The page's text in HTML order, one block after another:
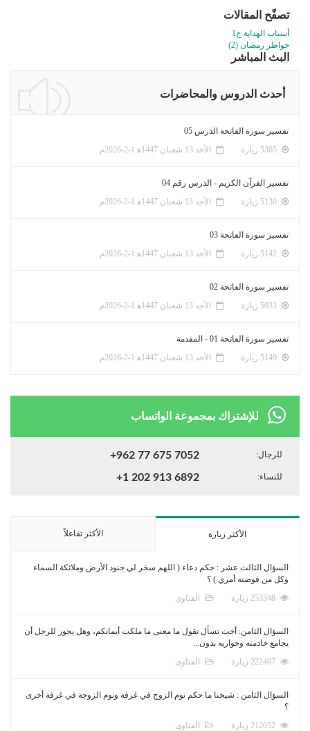
تصفّح المقالات
أسباب الهداية ج1
خواطر رمضان (2)
البث المباشر
أحدث الدروس والمحاضرات
تفسير سورة الفاتحة الدرس 05
الأحد 13 شعبان 1447ﻫ 1-2-2026م
تفسير القرآن الكريم - الدرس رقم 04
الأحد 13 شعبان 1447ﻫ 1-2-2026م
تفسير سورة الفاتحة 03
الأحد 13 شعبان 1447ﻫ 1-2-2026م
تفسير سورة الفاتحة 02
الأحد 13 شعبان 1447ﻫ 1-2-2026م
تفسير سورة الفاتحة 01 - المقدمة
الأحد 13 شعبان 1447ﻫ 1-2-2026م
للإشتراك بمجموعة الواتساب
للرجال: +962 77 675 7052
للنساء: +1 202 913 6892
الأكثر زيارة الأكثر تفاعلاً
السؤال الثالث عشر : حكم دعاء ( اللهم سخر لي جنود الأرض وملائكة السماء
وكل من فوضته أمري ) ؟
الفتاوى
السؤال الثامن: أخت تسأل تقول ما معنى ما ملكت أيمانكم، وهل يجوز للرجل أن
يجامع خادمته وجواريه بدون...
الفتاوى
السؤال الثامن : شيخنا ما حكم نوم الزوج في غرفة ونوم الزوجة في غرفة أخرى
؟
الفتاوى